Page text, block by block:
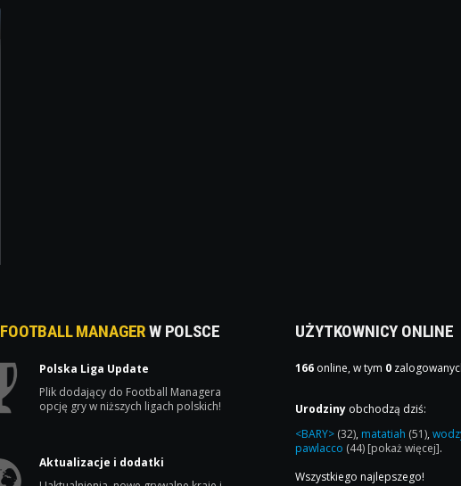
FOOTBALL MANAGERW POLSCE
Polska Liga Update
Plik dodający do Football Managera
opcję gry w niższych ligach polskich!
Aktualizacje i dodatki
UŻYTKOWNICY ONLINE
166 online, w tym 0
Urodziny obchodzą dziś:
<BARY> (32), matatiah (51),
pawlacco (44) [pokaż więcej].
Wszystkiego najlepszego!